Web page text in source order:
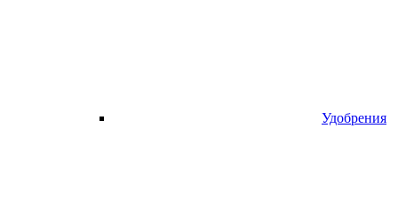
Удобрения